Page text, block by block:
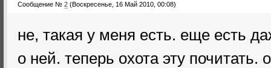
Сообщение № 2 (Воскресенье, 16 Май 2010, 00:08)
не, такая у меня есть. еще есть
о ней. теперь охота эту почитать.